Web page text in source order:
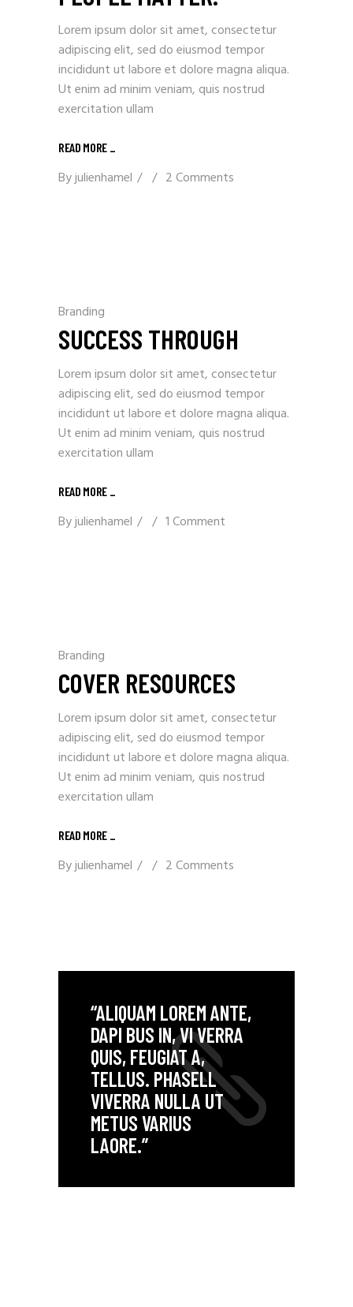
Lorem ipsum dolor sit amet, consectetur
adipiscing elit, sed do eiusmod tempor
incididunt ut labore et dolore magna aliqua.
Ut enim ad minim veniam, quis nostrud
exercitation ullam
READ MORE _
Byjulienhamel 2 Comments
Branding
SUCCESS THROUGH
Lorem ipsum dolor sit amet, consectetur
adipiscing elit, sed do eiusmod tempor
incididunt ut labore et dolore magna aliqua.
Ut enim ad minim veniam, quis nostrud
exercitation ullam
READ MORE _
Byjulienhamel 1 Comment
Branding
COVER RESOURCES
Lorem ipsum dolor sit amet, consectetur
adipiscing elit, sed do eiusmod tempor
incididunt ut labore et dolore magna aliqua.
Ut enim ad minim veniam, quis nostrud
exercitation ullam
READ MORE _
Byjulienhamel 2 Comments
“ALIQUAM LOREM ANTE,
DAPI BUS IN, VI VERRA
QUIS, FEUGIAT A,
TELLUS. PHASELL
VIVERRA NULLA UT
METUS VARIUS
LAORE.”